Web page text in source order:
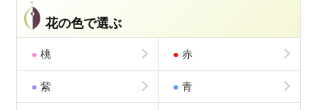
花の色で選ぶ
● 桃 ● 赤
● 紫 ● 青